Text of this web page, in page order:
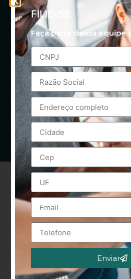
FILIE-SE
Faça parte dessa equipe
Enviar
Alternative: